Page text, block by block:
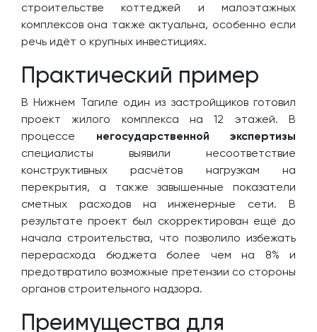
строительстве коттеджей и малоэтажных
комплексов она также актуальна, особенно если
речь идёт о крупных инвестициях.
Практический пример
В Нижнем Тагиле один из застройщиков готовил
проект жилого комплекса на 12 этажей. В
процессе негосударственной экспертизы
специалисты выявили несоответствие
конструктивных расчётов нагрузкам на
перекрытия, а также завышенные показатели
сметных расходов на инженерные сети. В
результате проект был скорректирован ещё до
начала строительства, что позволило избежать
перерасхода бюджета более чем на 8% и
предотвратило возможные претензии со стороны
органов строительного надзора.
Преимущества для